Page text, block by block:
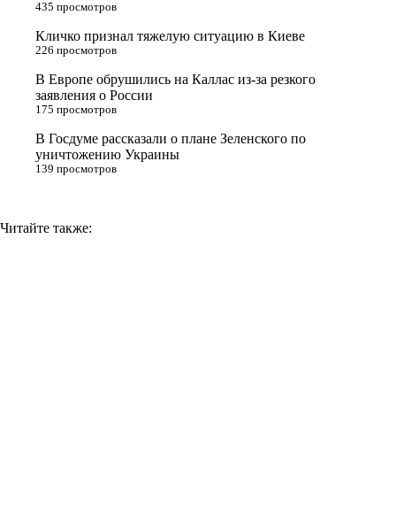
n
k
435 просмотров
Кличко признал тяжелую ситуацию в Киеве
226 просмотров
В Европе обрушились на Каллас из-за резкого
заявления о России
175 просмотров
В Госдуме рассказали о плане Зеленского по
уничтожению Украины
139 просмотров
Читайте также: